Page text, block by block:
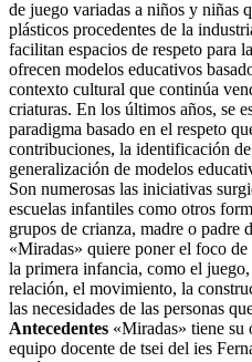
de juego variadas a niños y niñas
plásticos procedentes de la
facilitan espacios de respeto para
ofrecen modelos educativos
contexto cultural que continúa
criaturas. En los últimos años, se
paradigma basado en el respeto
contribuciones, la identificación
generalización de modelos
Son numerosas las iniciativas
escuelas infantiles como otros
grupos de crianza, madre o padre
«Miradas» quiere poner el foco de
la primera infancia, como el
relación, el movimiento, la
las necesidades de las personas
Antecedentes «Miradas» tiene su
equipo docente de tsei del ies